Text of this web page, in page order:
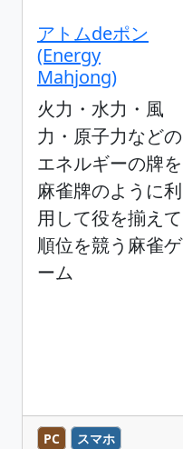
アトムdeポン
(Energy
Mahjong)
火力・水力・風
力・原子力などの
エネルギーの牌を
麻雀牌のように利
用して役を揃えて
順位を競う麻雀ゲ
ーム
PC スマホ